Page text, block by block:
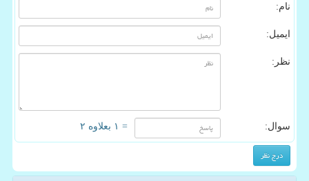
نام:
ایمیل:
نظر:
سوال: = ۱ بعلاوه ۲